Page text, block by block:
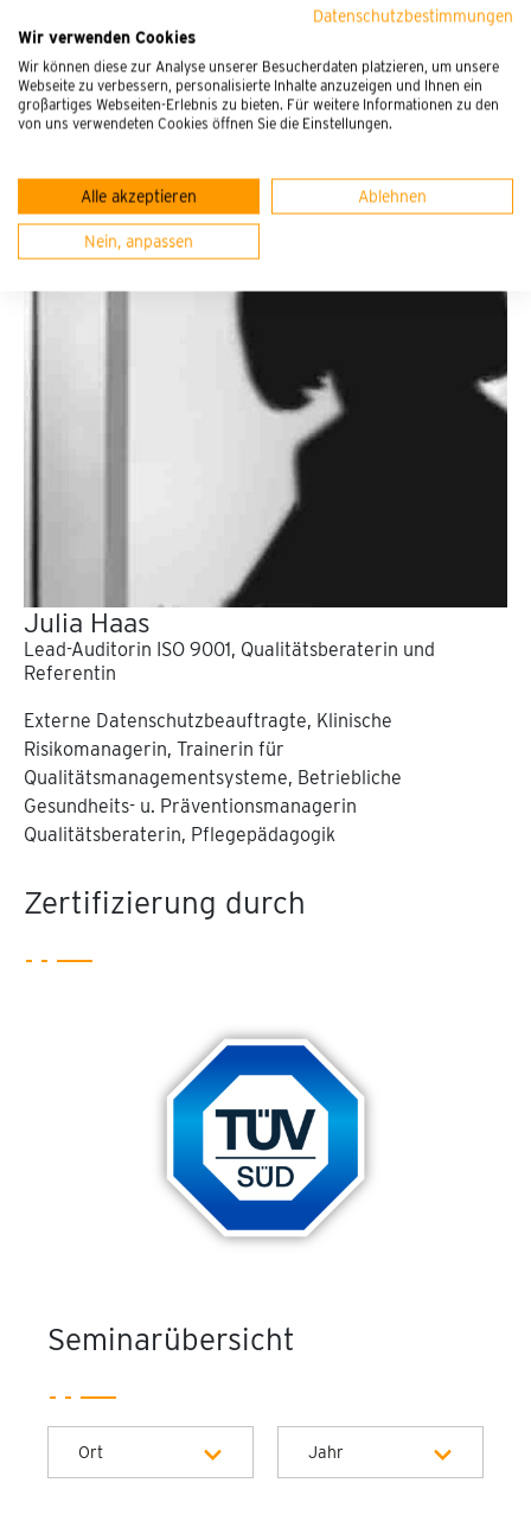
Datenschutzbestimmungen
Wir verwenden Cookies
Wir können diese zur Analyse unserer Besucherdaten platzieren, um unsere
Webseite zu verbessern, personalisierte Inhalte anzuzeigen und Ihnen ein
großartiges Webseiten-Erlebnis zu bieten. Für weitere Informationen zu den
von uns verwendeten Cookies öffnen Sie die Einstellungen.
Alle akzeptieren Ablehnen
Nein, anpassen
Kursleitung
Julia Haas
Lead-Auditorin ISO 9001, Qualitätsberaterin und
Referentin
Externe Datenschutzbeauftragte, Klinische
Risikomanagerin, Trainerin für
Qualitätsmanagementsysteme, Betriebliche
Gesundheits- u. Präventionsmanagerin
Qualitätsberaterin, Pflegepädagogik
Zertifizierung durch
Seminarübersicht
Ort Jahr